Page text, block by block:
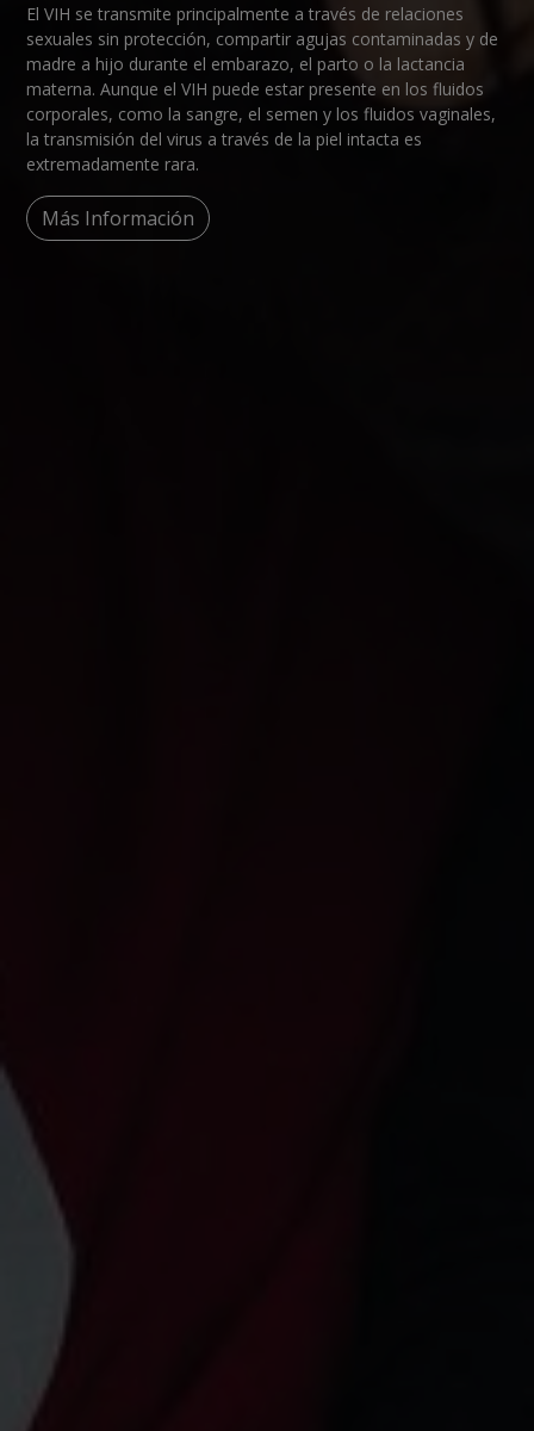
El VIH se transmite principalmente a través de relaciones
sexuales sin protección, compartir agujas contaminadas y de
madre a hijo durante el embarazo, el parto o la lactancia
materna. Aunque el VIH puede estar presente en los fluidos
corporales, como la sangre, el semen y los fluidos vaginales,
la transmisión del virus a través de la piel intacta es
extremadamente rara.
Más Información